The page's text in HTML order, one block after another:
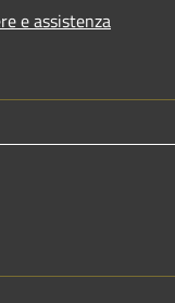
e assistenza